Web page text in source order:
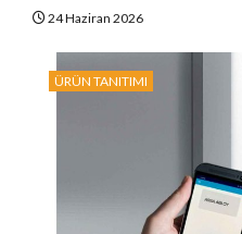
24 Haziran 2026
ÜRÜN TANITIMI